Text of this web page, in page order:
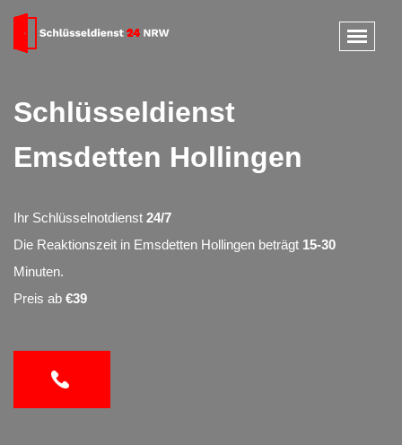
Schlüsseldienst
Emsdetten Hollingen
Ihr Schlüsselnotdienst 24/7
Die Reaktionszeit in Emsdetten Hollingen beträgt 15-30
Minuten.
Preis ab €39